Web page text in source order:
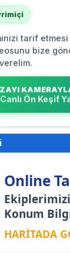
tarif etmesi
bize
Canlı Ön Keşif
Online
Konum
HARİTADA